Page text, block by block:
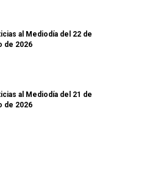
al Mediodía del 22 de
de 2026
al Mediodía del 21 de
de 2026